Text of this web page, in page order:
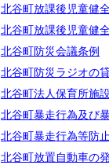
北谷町放課後児童健
北谷町放課後児童健
北谷町防災会議条例
北谷町防災ラジオの
北谷町法人保育所施
北谷町暴走行為及び
北谷町暴走行為等防
北谷町放置自動車の